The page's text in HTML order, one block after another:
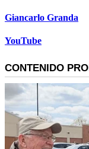
Giancarlo Granda
YouTube